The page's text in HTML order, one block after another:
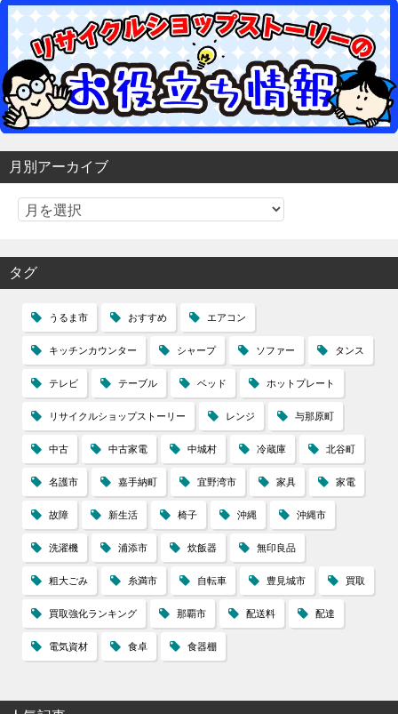
月別アーカイブ
タグ
うるま市 おすすめ エアコン
キッチンカウンター シャープ ソファー タンス
テレビ テーブル ベッド ホットプレート
リサイクルショップストーリー レンジ 与那原町
中古 中古家電 中城村 冷蔵庫 北谷町
名護市 嘉手納町 宜野湾市 家具 家電
故障 新生活 椅子 沖縄 沖縄市
洗濯機 浦添市 炊飯器 無印良品
粗大ごみ 糸満市 自転車 豊見城市 買取
買取強化ランキング 那覇市 配送料 配達
電気資材 食卓 食器棚